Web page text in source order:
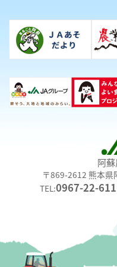
阿
〒869-2612 熊本
TEL:0967-22-